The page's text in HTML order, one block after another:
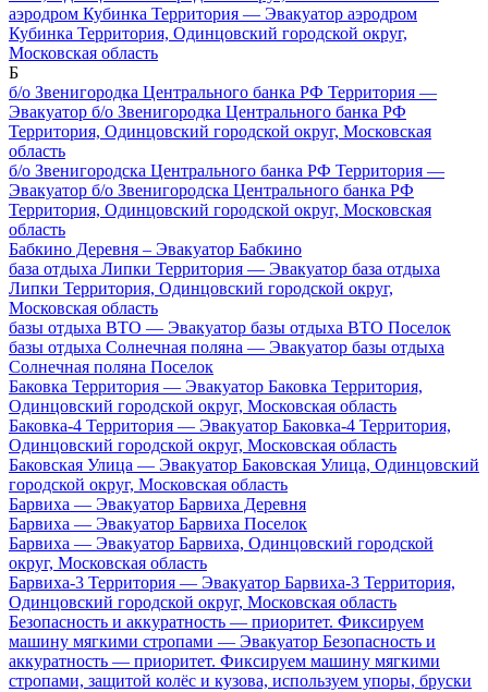
аэродром Кубинка Территория — Эвакуатор аэродром
Кубинка Территория, Одинцовский городской округ,
Московская область
Б
б/о Звенигородка Центрального банка РФ Территория —
Эвакуатор б/о Звенигородка Центрального банка РФ
Территория, Одинцовский городской округ, Московская
область
б/о Звенигородска Центрального банка РФ Территория —
Эвакуатор б/о Звенигородска Центрального банка РФ
Территория, Одинцовский городской округ, Московская
область
Бабкино Деревня – Эвакуатор Бабкино
база отдыха Липки Территория — Эвакуатор база отдыха
Липки Территория, Одинцовский городской округ,
Московская область
базы отдыха ВТО — Эвакуатор базы отдыха ВТО Поселок
базы отдыха Солнечная поляна — Эвакуатор базы отдыха
Солнечная поляна Поселок
Баковка Территория — Эвакуатор Баковка Территория,
Одинцовский городской округ, Московская область
Баковка-4 Территория — Эвакуатор Баковка-4 Территория,
Одинцовский городской округ, Московская область
Баковская Улица — Эвакуатор Баковская Улица, Одинцовский
городской округ, Московская область
Барвиха — Эвакуатор Барвиха Деревня
Барвиха — Эвакуатор Барвиха Поселок
Барвиха — Эвакуатор Барвиха, Одинцовский городской
округ, Московская область
Барвиха-3 Территория — Эвакуатор Барвиха-3 Территория,
Одинцовский городской округ, Московская область
Безопасность и аккуратность — приоритет. Фиксируем
машину мягкими стропами — Эвакуатор Безопасность и
аккуратность — приоритет. Фиксируем машину мягкими
стропами, защитой колёс и кузова, используем упоры, бруски